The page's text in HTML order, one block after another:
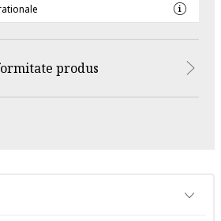
produs